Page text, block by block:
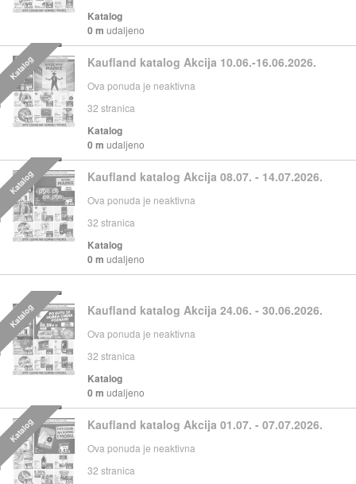
Katalog
0 m udaljeno
Kaufland katalog Akcija 10.06.-16.06.2026.
Ova ponuda je neaktivna
32 stranica
Katalog
0 m udaljeno
Katalog
Kaufland katalog Akcija 08.07. - 14.07.2026.
Ova ponuda je neaktivna
32 stranica
Katalog
0 m udaljeno
Katalog
Kaufland katalog Akcija 24.06. - 30.06.2026.
Ova ponuda je neaktivna
32 stranica
Katalog
0 m udaljeno
Katalog
Kaufland katalog Akcija 01.07. - 07.07.2026.
Ova ponuda je neaktivna
32 stranica
Katalog